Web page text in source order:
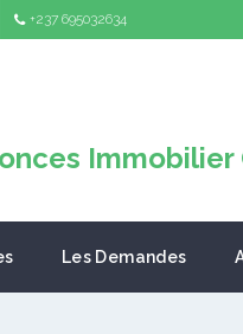
+237 695032634
Les Demandes